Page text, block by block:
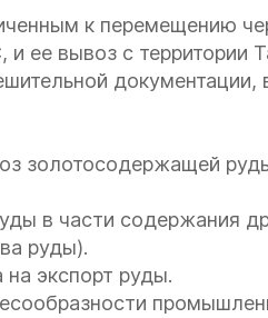
к перемещению
ее вывоз с территории
документации,
золотосодержащей
в части содержания
руды).
экспорт руды.